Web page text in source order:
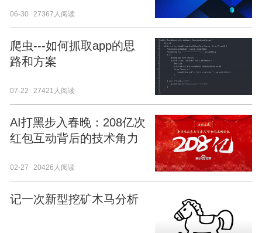
06-30 27367人阅读
爬虫---如何抓取app的思
路和方案
07-22 27421人阅读
AI打黑步入春晚：208亿次
红包互动背后的技术角力
02-27 20426人阅读
记一次新型挖矿木马分析